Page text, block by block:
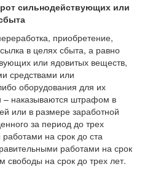
сильнодействующих или
приобретение,
в целях сбыта, а равно
или ядовитых веществ,
средствами или
оборудования для их
– наказываются штрафом в
или в размере заработной
за период до трех
на срок до ста
работами на срок
свободы на срок до трех лет.